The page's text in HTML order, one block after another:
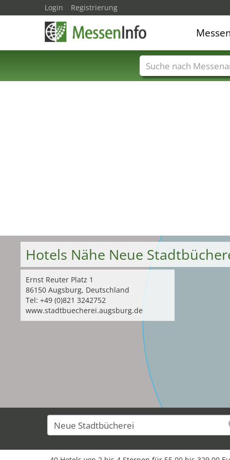
Hotels Nähe Neue
Ernst Reuter Platz 1
86150 Augsburg, Deutschland
Tel: +49 (0)821 3242752
www.stadtbuecherei.augsburg.de
Login Registrierung
Messenamen